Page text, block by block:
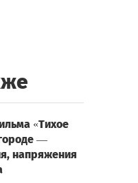
«Тихое
—
напряжения